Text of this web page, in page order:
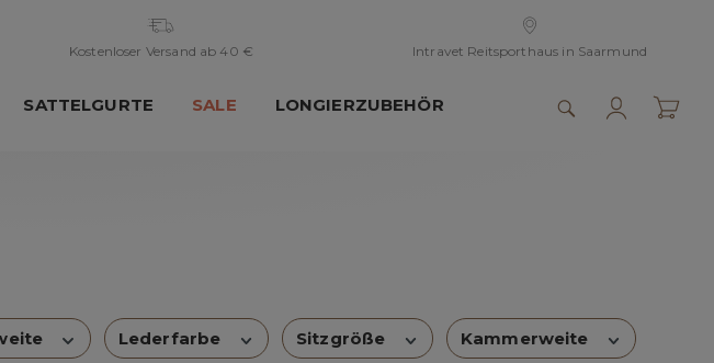
Kostenloser Versand ab 40 € Intravet Reitsporthaus in Saarmund
SATTELGURTE SALE LONGIERZUBEHÖR
Lederfarbe Sitzgröße Kammerweite